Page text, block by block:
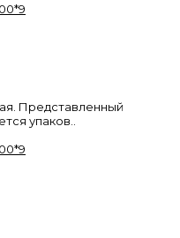
Представленный
упаков..